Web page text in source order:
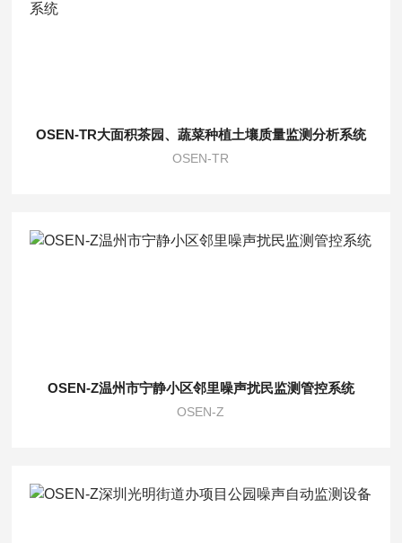
OSEN-TR大面积茶园、蔬菜种植土壤质量监测分析系统
OSEN-TR
OSEN-Z温州市宁静小区邻里噪声扰民监测管控系统
OSEN-Z